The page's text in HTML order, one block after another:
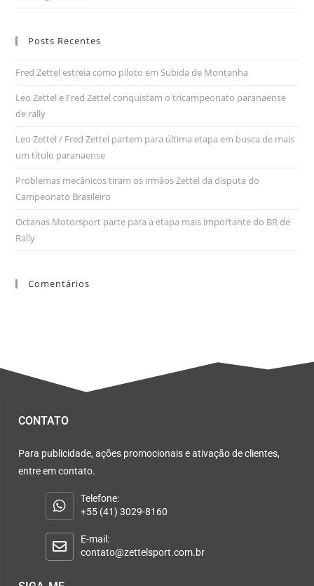
Posts Recentes
Fred Zettel estreia como piloto em Subida de Montanha
Leo Zettel e Fred Zettel conquistam o tricampeonato paranaense
de rally
Leo Zettel / Fred Zettel partem para última etapa em busca de mais
um título paranaense
Problemas mecânicos tiram os irmãos Zettel da disputa do
Campeonato Brasileiro
Octanas Motorsport parte para a etapa mais importante do BR de
Rally
Comentários
CONTATO
Para publicidade, ações promocionais e ativação de clientes,
entre em contato.
Telefone:
+55 (41) 3029-8160
E-mail:
contato@zettelsport.com.br